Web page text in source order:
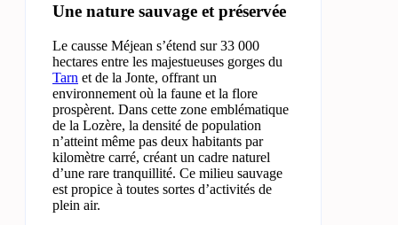
Une nature sauvage et préservée
Le causse Méjean s’étend sur 33 000
hectares entre les majestueuses gorges du
Tarn et de la Jonte, offrant un
environnement où la faune et la flore
prospèrent. Dans cette zone emblématique
de la Lozère, la densité de population
n’atteint même pas deux habitants par
kilomètre carré, créant un cadre naturel
d’une rare tranquillité. Ce milieu sauvage
est propice à toutes sortes d’activités de
plein air.